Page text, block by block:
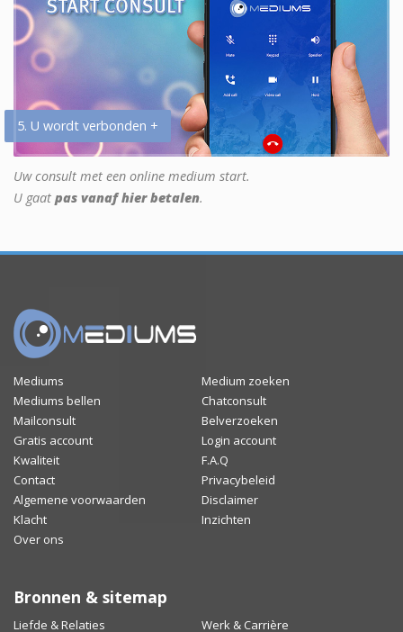
5. U wordt verbonden +
Uw consult met een online medium start.
U gaat pas vanaf hier betalen.
Mediums
Medium zoeken
Mediums bellen
Chatconsult
Mailconsult
Belverzoeken
Gratis account
Login account
Kwaliteit
F.A.Q
Contact
Privacybeleid
Algemene voorwaarden
Disclaimer
Klacht
Inzichten
Over ons
Bronnen & sitemap
Liefde & Relaties Werk & Carrière